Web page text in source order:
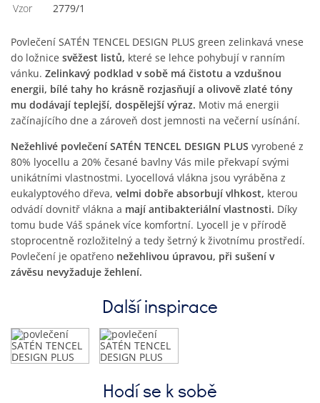
Vzor
2779/1
Povlečení SATÉN TENCEL DESIGN PLUS green zelinkavá vnese
do ložnice svěžest listů, které se lehce pohybují v ranním
vánku. Zelinkavý podklad v sobě má čistotu a vzdušnou
energii, bílé tahy ho krásně rozjasňují a olivově zlaté tóny
mu dodávají teplejší, dospělejší výraz. Motiv má energii
začínajícího dne a zároveň dost jemnosti na večerní usínání.
Nežehlivé povlečení SATÉN TENCEL DESIGN PLUS vyrobené z
80% lyocellu a 20% česané bavlny Vás mile překvapí svými
unikátními vlastnostmi. Lyocellová vlákna jsou vyráběna z
eukalyptového dřeva, velmi dobře absorbují vlhkost, kterou
odvádí dovnitř vlákna a mají antibakteriální vlastnosti. Díky
tomu bude Váš spánek více komfortní. Lyocell je v přírodě
stoprocentně rozložitelný a tedy šetrný k životnímu prostředí.
Povlečení je opatřeno nežehlivou úpravou, při sušení v
závěsu nevyžaduje žehlení.
Další inspirace
Hodí se k sobě